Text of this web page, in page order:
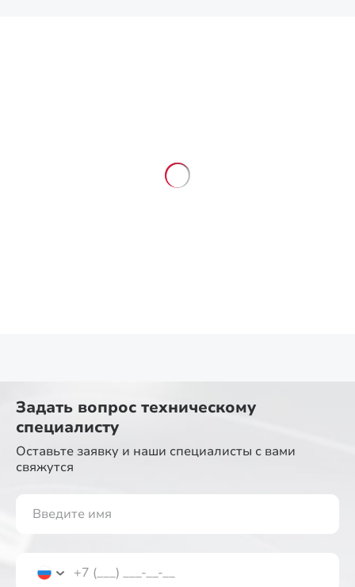
Задать вопрос техническому
специалисту
Оставьте заявку и наши специалисты с вами
свяжутся